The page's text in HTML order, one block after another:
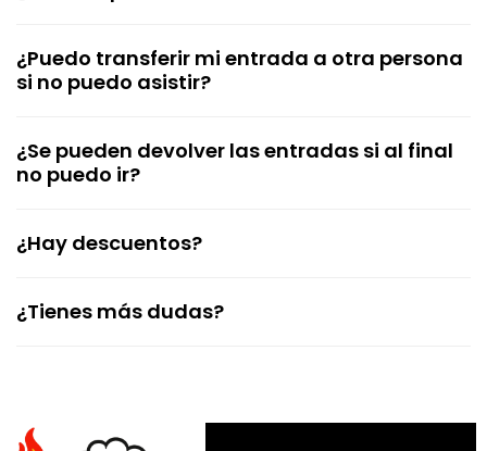
¿Puedo transferir mi entrada a otra persona
si no puedo asistir?
¿Se pueden devolver las entradas si al final
no puedo ir?
¿Hay descuentos?
¿Tienes más dudas?